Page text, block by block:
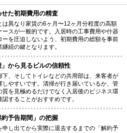
せた初期費用の精査
異なり家賃の6ヶ月〜12ヶ月分程度の高額
スが一般的です。入居時の工事費用や什器
を圧迫しないよう、初期費用の総額を事前
続の鍵となります。
」から見るビルの信頼性
、そしてトイレなどの共用部は、来客者が
やすいです。清掃が行き届いているか、管
を見極めるだけでなく入居後のビジネス環
することがおすすめです。
予告期間」の把握
し出てから実際に退去するまでの「解約予